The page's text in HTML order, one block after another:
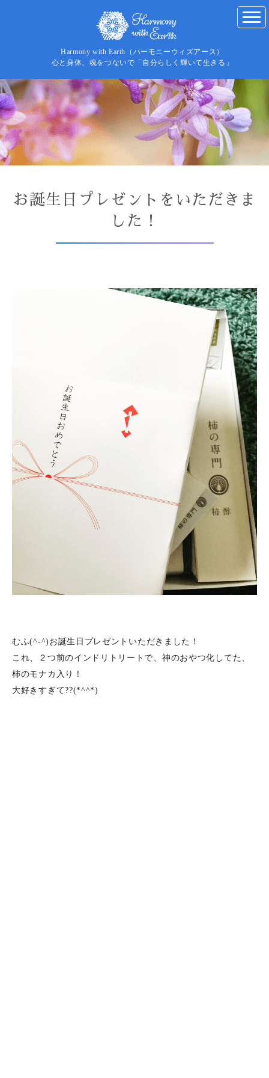
Harmony with Earth（ハーモニーウィズアース）
心と身体、魂をつないで「自分らしく輝いて生きる」
お誕生日プレゼントをいただきま
した！
むふ(^-^)お誕生日プレゼントいただきました！
これ、２つ前のインドリトリートで、神のおやつ化してた、
柿のモナカ入り！
大好きすぎて??(*^^*)